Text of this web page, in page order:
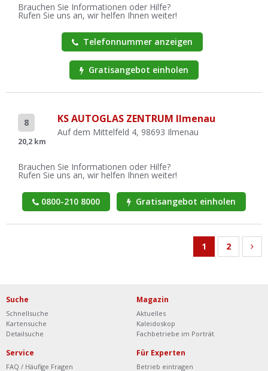
Brauchen Sie Informationen oder Hilfe?
Rufen Sie uns an, wir helfen Ihnen weiter!
Telefonnummer anzeigen
Gratisangebot einholen
8
20,2 km
KS AUTOGLAS ZENTRUM Ilmenau
Auf dem Mittelfeld 4, 98693 Ilmenau
Brauchen Sie Informationen oder Hilfe?
Rufen Sie uns an, wir helfen Ihnen weiter!
0800-210 8000 Gratisangebot einholen
1 2
Suche
Schnellsuche
Kartensuche
Detailsuche
Magazin
Aktuelles
Kaleidoskop
Fachbetriebe im Porträt
Service
FAQ / Häufige Fragen
Für Experten
Betrieb eintragen